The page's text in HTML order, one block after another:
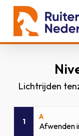
Skip
main
Lichtrijden
1
A
Afwenden